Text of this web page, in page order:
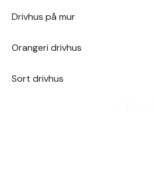
Drivhus på mur
Orangeri drivhus
Sort drivhus